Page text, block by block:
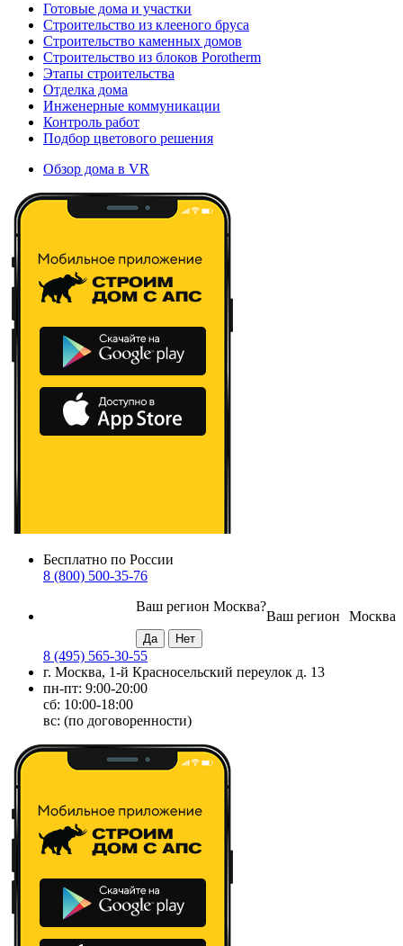
Готовые дома и участки
Строительство из клееного бруса
Строительство каменных домов
Строительство из блоков Porotherm
Этапы строительства
Отделка дома
Инженерные коммуникации
Контроль работ
Подбор цветового решения
Обзор дома в VR
Бесплатно по России
8 (800) 500-35-76
Москва
Ваш регион
Ваш регион Москва?
8 (495) 565-30-55
г. Москва, 1-й Красносельский переулок д. 13
пн-пт: 9:00-20:00
сб: 10:00-18:00
вс: (по договоренности)